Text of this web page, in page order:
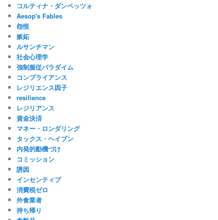
コルティナ・ダンペッツォ
Aesop's Fables
怨恨
嫉妬
ルサンチマン
社会心理学
強制服従パラダイム
コンプライアンス
レジリエンス因子
resilience
レジリアンス
資金決済
マネー・ロンダリング
タックス・ヘイブン
内発的動機づけ
コミッション
誘因
インセンティブ
消費税ゼロ
外食業者
持ち帰り